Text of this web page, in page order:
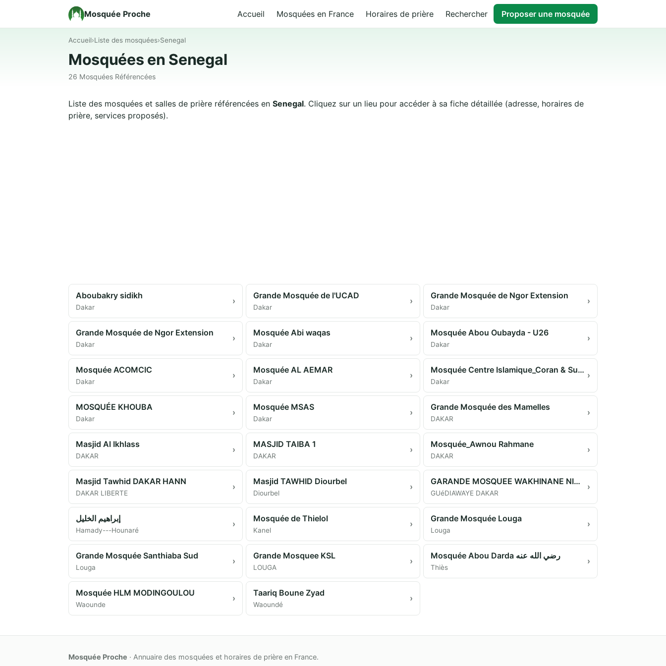
Mosquée Proche Accueil Mosquées en France Horaires de prière Rechercher Proposer une mosquée
Accueil›Liste des mosquées›Senegal
Mosquées en Senegal
26 Mosquées Référencées
Liste des mosquées et salles de prière référencées en Senegal. Cliquez sur un lieu pour accéder à sa fiche détaillée (adresse, horaires de
prière, services proposés).
Aboubakry sidikh
Dakar
›
Grande Mosquée de l'UCAD
Dakar
›
Grande Mosquée de Ngor Extension
Dakar
›
Grande Mosquée de Ngor Extension
Dakar
›
Mosquée Abi waqas
Dakar
›
Mosquée Abou Oubayda - U26
Dakar
›
Mosquée ACOMCIC
Dakar
›
Mosquée AL AEMAR
Dakar
›
Mosquée Centre Islamique_Coran & Sunna
Dakar
›
MOSQUÉE KHOUBA
Dakar
›
Mosquée MSAS
Dakar
›
Grande Mosquée des Mamelles
DAKAR
›
Masjid Al Ikhlass
DAKAR
›
MASJID TAIBA 1
DAKAR
›
Mosquée_Awnou Rahmane
DAKAR
›
Masjid Tawhid DAKAR HANN
DAKAR LIBERTE
›
Masjid TAWHID Diourbel
Diourbel
›
GARANDE MOSQUEE WAKHINANE NIMZATH
GUéDIAWAYE DAKAR
›
إبراهيم الخليل
Hamady---Hounaré
›
Mosquée de Thielol
Kanel
›
Grande Mosquée Louga
Louga
›
Grande Mosquée Santhiaba Sud
Louga
›
Grande Mosquee KSL
LOUGA
›
Mosquée Abou Darda رضي الله عنه
Thiès
›
Mosquée HLM MODINGOULOU
Waounde
›
Taariq Boune Zyad
Waoundé
›
Mosquée Proche · Annuaire des mosquées et horaires de prière en France.